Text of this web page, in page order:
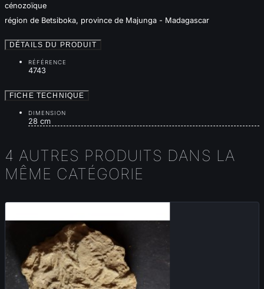
cénozoïque
région de Betsiboka, province de Majunga - Madagascar
DÉTAILS DU PRODUIT
RÉFÉRENCE
4743
FICHE TECHNIQUE
DIMENSION
28 cm
4 AUTRES PRODUITS DANS LA
MÊME CATÉGORIE